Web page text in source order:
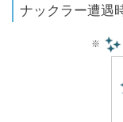
ナックラー遭遇
※